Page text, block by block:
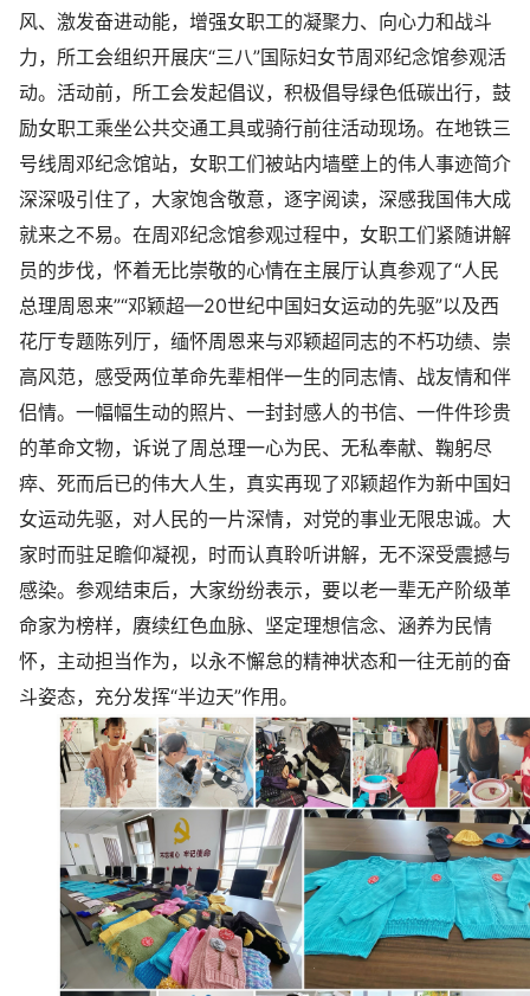
风、激发奋进动能，增强女职工的凝聚力、向心力和战斗
力，所工会组织开展庆“三八”国际妇女节周邓纪念馆参观活
动。活动前，所工会发起倡议，积极倡导绿色低碳出行，鼓
励女职工乘坐公共交通工具或骑行前往活动现场。在地铁三
号线周邓纪念馆站，女职工们被站内墙壁上的伟人事迹简介
深深吸引住了，大家饱含敬意，逐字阅读，深感我国伟大成
就来之不易。在周邓纪念馆参观过程中，女职工们紧随讲解
员的步伐，怀着无比崇敬的心情在主展厅认真参观了“人民
总理周恩来”“邓颖超—20世纪中国妇女运动的先驱”以及西
花厅专题陈列厅，缅怀周恩来与邓颖超同志的不朽功绩、崇
高风范，感受两位革命先辈相伴一生的同志情、战友情和伴
侣情。一幅幅生动的照片、一封封感人的书信、一件件珍贵
的革命文物，诉说了周总理一心为民、无私奉献、鞠躬尽
瘁、死而后已的伟大人生，真实再现了邓颖超作为新中国妇
女运动先驱，对人民的一片深情，对党的事业无限忠诚。大
家时而驻足瞻仰凝视，时而认真聆听讲解，无不深受震撼与
感染。参观结束后，大家纷纷表示，要以老一辈无产阶级革
命家为榜样，赓续红色血脉、坚定理想信念、涵养为民情
怀，主动担当作为，以永不懈怠的精神状态和一往无前的奋
斗姿态，充分发挥“半边天”作用。